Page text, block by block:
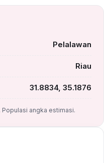
Pelalawan
Riau
31.8834, 35.1876
angka estimasi.